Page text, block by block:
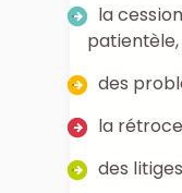
la
patientèle,
des
la
des